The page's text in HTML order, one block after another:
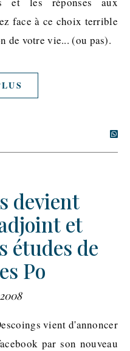
face à ce choix terrible
de votre vie... (ou pas).
devient
et
études de
Po
par son nouveau